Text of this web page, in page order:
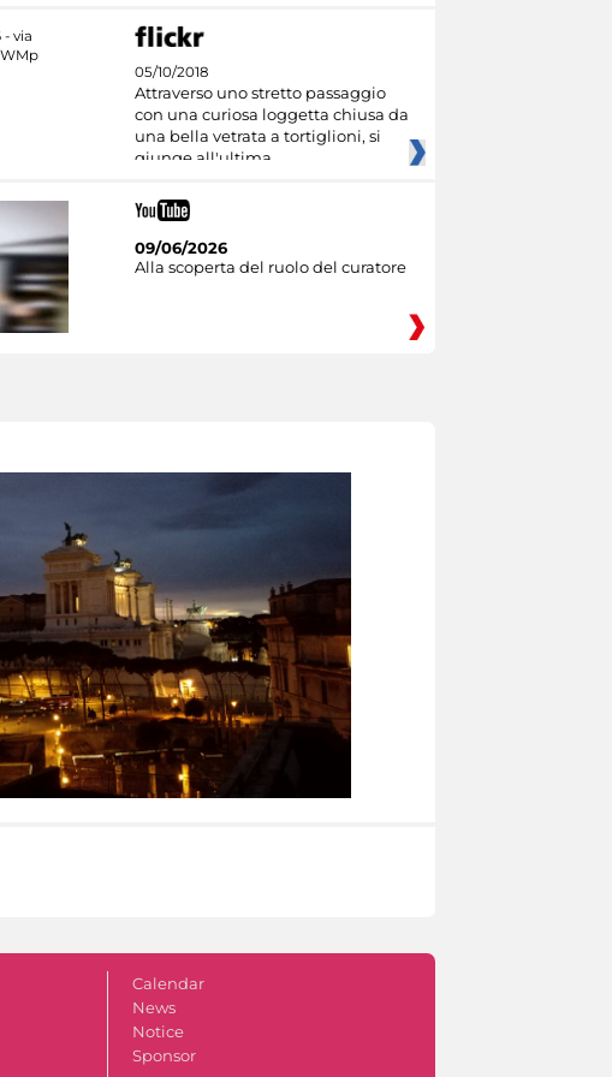
05/10/2018
Attraverso uno stretto passaggio
con una curiosa loggetta chiusa da
una bella vetrata a tortiglioni, si
giunge all'ultima
09/06/2026
Alla scoperta del ruolo del curatore
Calendar
News
Notice
Sponsor